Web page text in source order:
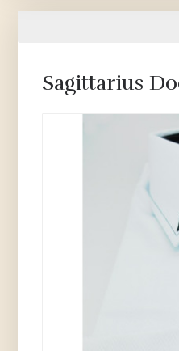
Sagittarius